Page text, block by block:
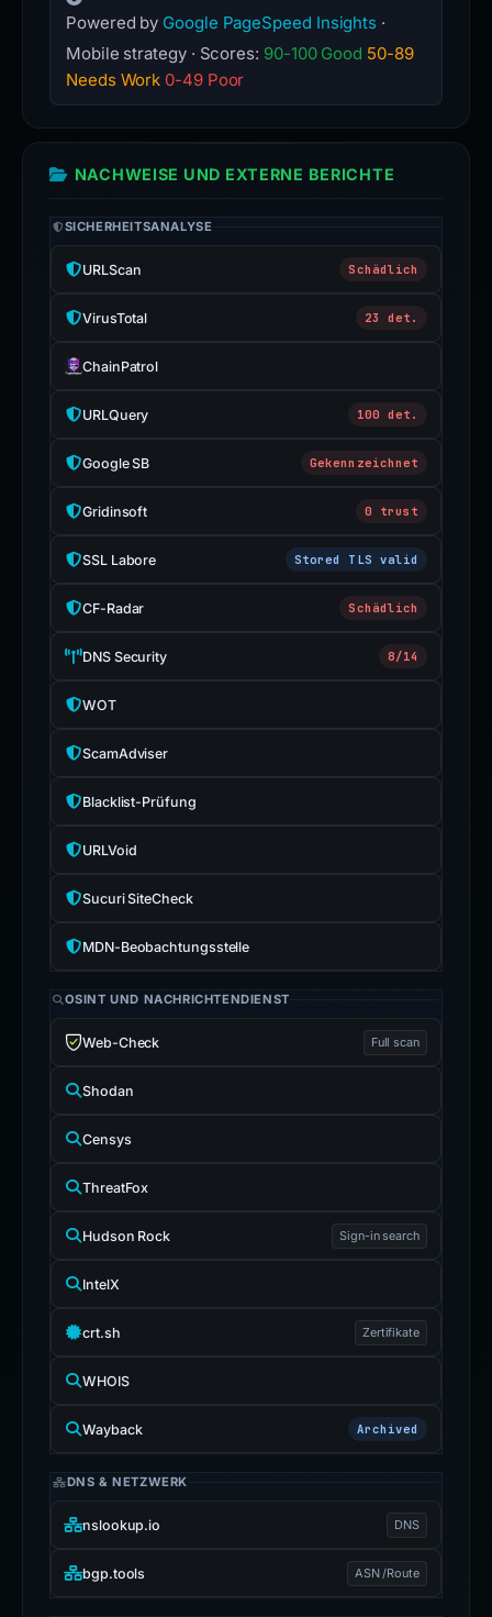
Powered by Google PageSpeed Insights ·
Mobile strategy · Scores: 90-100 Good 50-89
Needs Work 0-49 Poor
NACHWEISE UND EXTERNE BERICHTE
SICHERHEITSANALYSE
URLScan Schädlich
VirusTotal 23 det.
ChainPatrol
URLQuery 100 det.
Google SB Gekennzeichnet
Gridinsoft 0 trust
SSL Labore Stored TLS valid
CF-Radar Schädlich
DNS Security 8/14
WOT
ScamAdviser
Blacklist-Prüfung
URLVoid
Sucuri SiteCheck
MDN-Beobachtungsstelle
OSINT UND NACHRICHTENDIENST
Web-Check Full scan
Shodan
Censys
ThreatFox
Hudson Rock Sign-in search
IntelX
crt.sh Zertifikate
WHOIS
Wayback Archived
DNS & NETZWERK
nslookup.io DNS
bgp.tools ASN /Route